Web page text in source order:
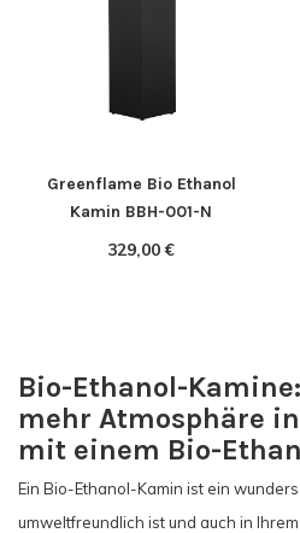
Greenflame Bio Ethanol
Kamin BBH-001-N
329,00 €
Bio-Ethanol-
mehr Atmosphäre
mit einem Bio-
Ein Bio-Ethanol-Kamin ist ein
umweltfreundlich ist und auch in